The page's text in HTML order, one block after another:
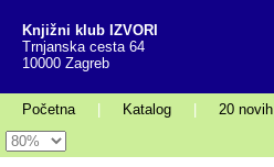
Knjižni klub IZVORI
Trnjanska cesta 64
10000 Zagreb
Početna Katalog 20 novih